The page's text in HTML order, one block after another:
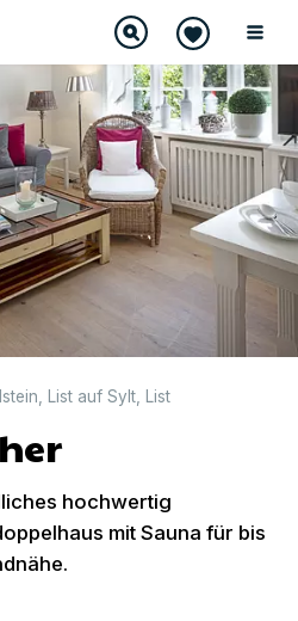
List auf Sylt List
hochwertig
mit Sauna für bis